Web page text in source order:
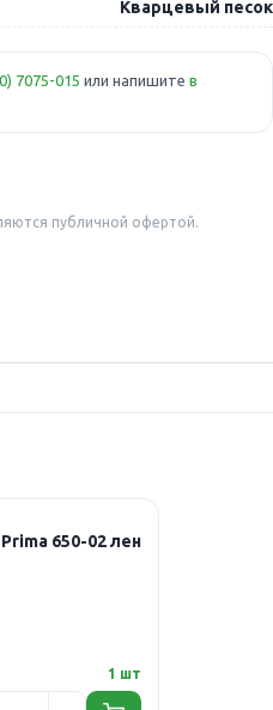
Кварцевый песок
7075-015 или напишитев
публичной офертой.
650-02 лен
1 шт